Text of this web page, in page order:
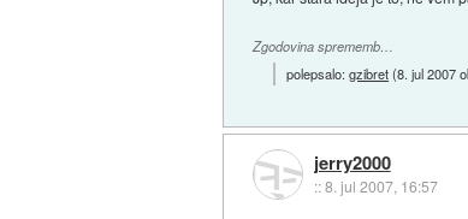
Zgodovina sprememb…
polepsalo:gzibret(8. jul 2007
jerry2000
::8. jul 2007, 16:57